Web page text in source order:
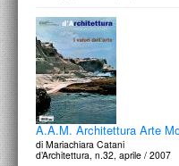
A.A.M. Architettura Arte
di Mariachiara Catani
d’Architettura, n.32, aprile / 2007